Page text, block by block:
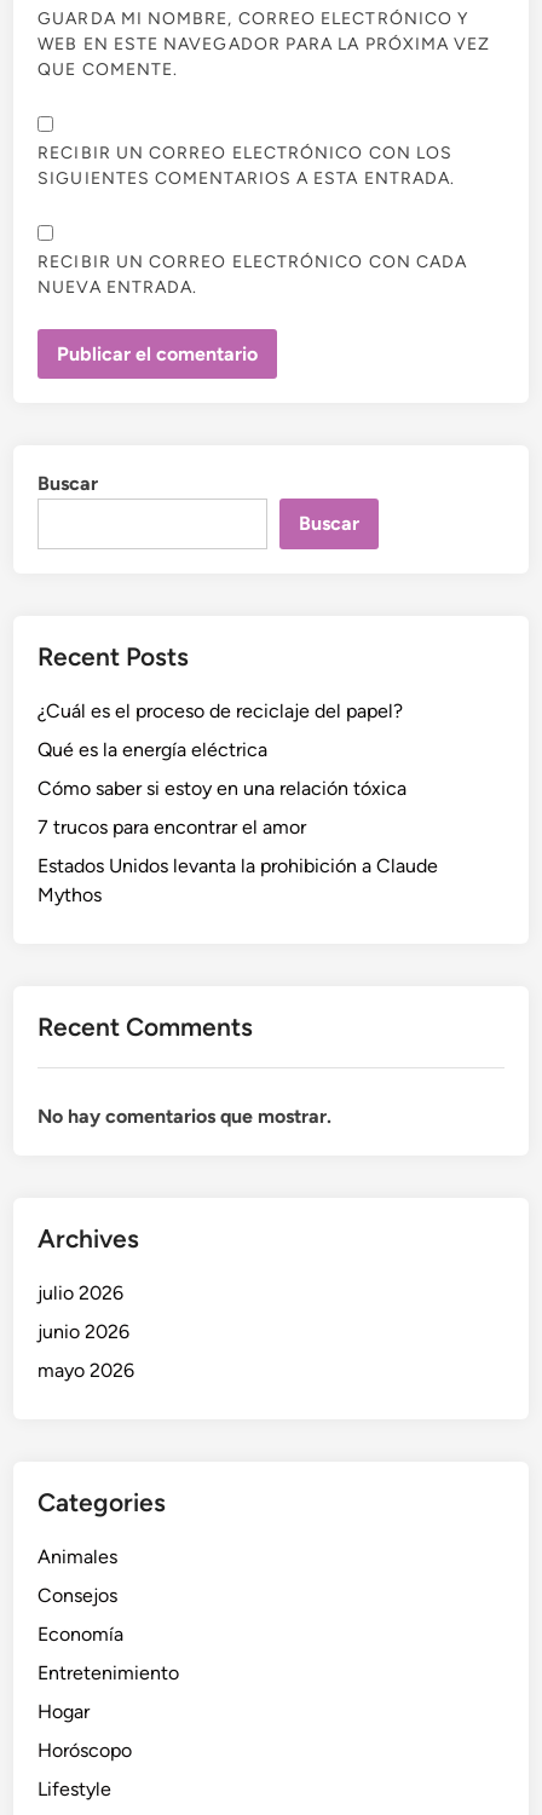
GUARDA MI NOMBRE, CORREO ELECTRÓNICO Y
WEB EN ESTE NAVEGADOR PARA LA PRÓXIMA VEZ
QUE COMENTE.
RECIBIR UN CORREO ELECTRÓNICO CON LOS
SIGUIENTES COMENTARIOS A ESTA ENTRADA.
RECIBIR UN CORREO ELECTRÓNICO CON CADA
NUEVA ENTRADA.
Buscar
Buscar
Recent Posts
¿Cuál es el proceso de reciclaje del papel?
Qué es la energía eléctrica
Cómo saber si estoy en una relación tóxica
7 trucos para encontrar el amor
Estados Unidos levanta la prohibición a Claude
Mythos
Recent Comments
No hay comentarios que mostrar.
Archives
julio 2026
junio 2026
mayo 2026
Categories
Animales
Consejos
Economía
Entretenimiento
Hogar
Horóscopo
Lifestyle